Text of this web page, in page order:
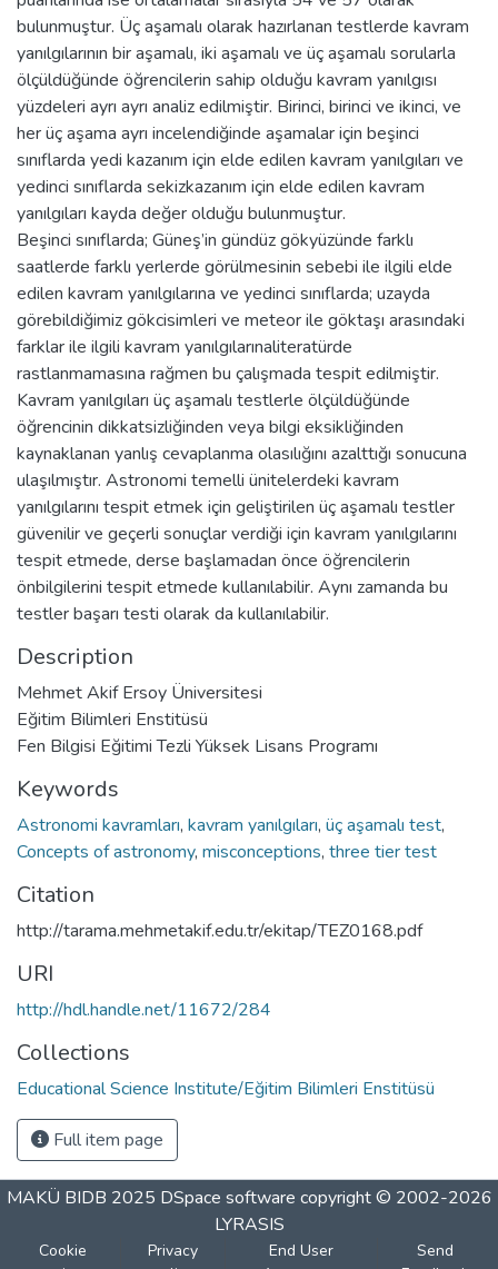
bulunmuştur. Üç aşamalı olarak hazırlanan testlerde kavram
yanılgılarının bir aşamalı, iki aşamalı ve üç aşamalı sorularla
ölçüldüğünde öğrencilerin sahip olduğu kavram yanılgısı
yüzdeleri ayrı ayrı analiz edilmiştir. Birinci, birinci ve ikinci, ve
her üç aşama ayrı incelendiğinde aşamalar için beşinci
sınıflarda yedi kazanım için elde edilen kavram yanılgıları ve
yedinci sınıflarda sekizkazanım için elde edilen kavram
yanılgıları kayda değer olduğu bulunmuştur.
Beşinci sınıflarda; Güneş’in gündüz gökyüzünde farklı
saatlerde farklı yerlerde görülmesinin sebebi ile ilgili elde
edilen kavram yanılgılarına ve yedinci sınıflarda; uzayda
görebildiğimiz gökcisimleri ve meteor ile göktaşı arasındaki
farklar ile ilgili kavram yanılgılarınaliteratürde
rastlanmamasına rağmen bu çalışmada tespit edilmiştir.
Kavram yanılgıları üç aşamalı testlerle ölçüldüğünde
öğrencinin dikkatsizliğinden veya bilgi eksikliğinden
kaynaklanan yanlış cevaplanma olasılığını azalttığı sonucuna
ulaşılmıştır. Astronomi temelli ünitelerdeki kavram
yanılgılarını tespit etmek için geliştirilen üç aşamalı testler
güvenilir ve geçerli sonuçlar verdiği için kavram yanılgılarını
tespit etmede, derse başlamadan önce öğrencilerin
önbilgilerini tespit etmede kullanılabilir. Aynı zamanda bu
testler başarı testi olarak da kullanılabilir.
Description
Mehmet Akif Ersoy Üniversitesi
Eğitim Bilimleri Enstitüsü
Fen Bilgisi Eğitimi Tezli Yüksek Lisans Programı
Keywords
Astronomi kavramları, kavram yanılgıları, üç aşamalı test,
Concepts of astronomy, misconceptions, three tier test
Citation
http://tarama.mehmetakif.edu.tr/ekitap/TEZ0168.pdf
URI
http://hdl.handle.net/11672/284
Collections
Educational Science Institute/Eğitim Bilimleri Enstitüsü
Full item page
MAKÜ BIDB 2025 DSpace software copyright © 2002-2026
LYRASIS
Cookie
Privacy
End User
Send